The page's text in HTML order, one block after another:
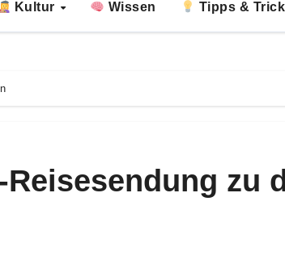
Kultur Wissen Tipps &
zu